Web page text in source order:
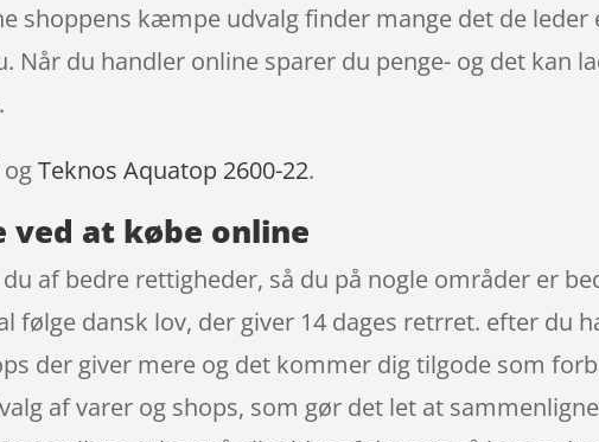
shoppens kæmpe udvalg finder mange det de leder
Når du handler online sparer du penge- og det kan
ogTeknos Aquatop 2600-22.
ved at købe online
af bedre rettigheder, så du på nogle områder er
følge dansk lov, der giver 14 dages retrret. efter du
der giver mere og det kommer dig tilgode som
af varer og shops, som gør det let at